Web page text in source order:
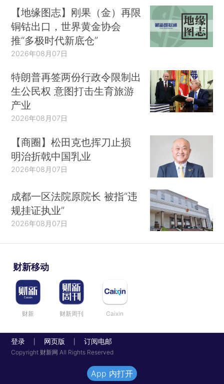
【地缘图志】刚果（金）再限
铜钴出口，世界黄金协会
推“多极时代新底仓”
2026年08月07日
特朗普再签两份行政令限制出
生公民权 意图打击生育旅游
产业
2026年08月07日
【商圈】松田克也挥刀止损
明治折戟中国乳业
2026年08月07日
成都一区法院原院长 被指“违
规挂证执业”
2026年08月07日
财新移动
财新 财新周刊 Caixin
登录 网页版 订阅电邮
Copyright 财新网 All Rights Reserved
App 内打开